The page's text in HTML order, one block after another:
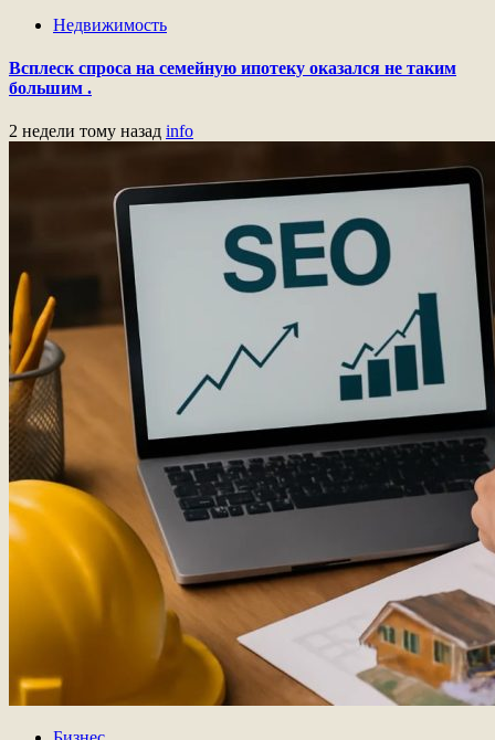
Недвижимость
Всплеск спроса на семейную ипотеку оказался не таким
большим .
2 недели тому назад info